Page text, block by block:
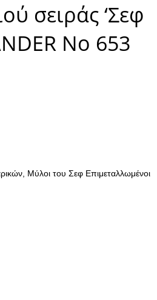
σειράς ‘Σεφ
Νο 653
Μύλοι του Σεφ Επιμεταλλωμένοι